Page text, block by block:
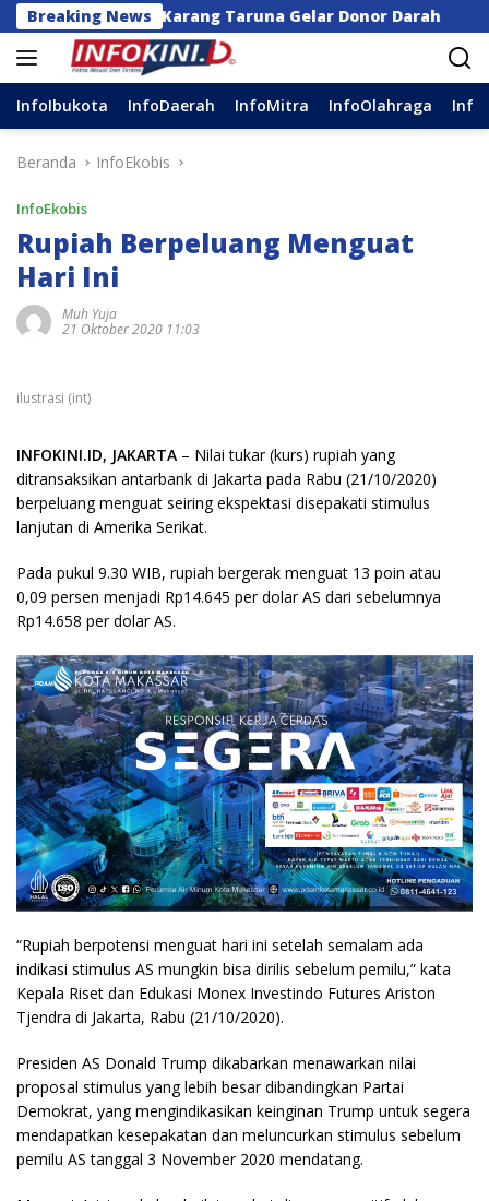
Langsung
ke
konten
Breaking News
dan Karang Taruna Gelar Donor Darah Anggota
InfoIbukota InfoDaerah InfoMitra InfoOlahraga
Beranda InfoEkobis
InfoEkobis
Rupiah Berpeluang Menguat
Hari Ini
Muh Yuja
21 Oktober 2020 11:03
ilustrasi (int)
INFOKINI.ID, JAKARTA – Nilai tukar (kurs) rupiah yang
ditransaksikan antarbank di Jakarta pada Rabu (21/10/2020)
berpeluang menguat seiring ekspektasi disepakati stimulus
lanjutan di Amerika Serikat.
Pada pukul 9.30 WIB, rupiah bergerak menguat 13 poin atau
0,09 persen menjadi Rp14.645 per dolar AS dari sebelumnya
Rp14.658 per dolar AS.
“Rupiah berpotensi menguat hari ini setelah semalam ada
indikasi stimulus AS mungkin bisa dirilis sebelum pemilu,” kata
Kepala Riset dan Edukasi Monex Investindo Futures Ariston
Tjendra di Jakarta, Rabu (21/10/2020).
Presiden AS Donald Trump dikabarkan menawarkan nilai
proposal stimulus yang lebih besar dibandingkan Partai
Demokrat, yang mengindikasikan keinginan Trump untuk segera
mendapatkan kesepakatan dan meluncurkan stimulus sebelum
pemilu AS tanggal 3 November 2020 mendatang.